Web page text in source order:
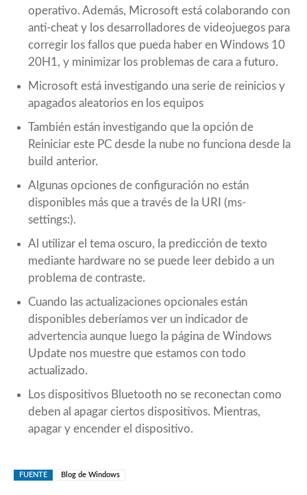
operativo. Además, Microsoft está colaborando con
anti-cheat y los desarrolladores de videojuegos para
corregir los fallos que pueda haber en Windows 10
20H1, y minimizar los problemas de cara a futuro.
Microsoft está investigando una serie de reinicios y
apagados aleatorios en los equipos
También están investigando que la opción de
Reiniciar este PC desde la nube no funciona desde la
build anterior.
Algunas opciones de configuración no están
disponibles más que a través de la URI (ms-
settings:).
Al utilizar el tema oscuro, la predicción de texto
mediante hardware no se puede leer debido a un
problema de contraste.
Cuando las actualizaciones opcionales están
disponibles deberíamos ver un indicador de
advertencia aunque luego la página de Windows
Update nos muestre que estamos con todo
actualizado.
Los dispositivos Bluetooth no se reconectan como
deben al apagar ciertos dispositivos. Mientras,
apagar y encender el dispositivo.
FUENTE Blog de Windows